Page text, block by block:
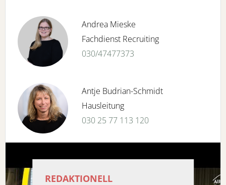
Andrea Mieske
Fachdienst Recruiting
030/47477373
Antje Budrian-Schmidt
Hausleitung
030 25 77 113 120
REDAKTIONELL